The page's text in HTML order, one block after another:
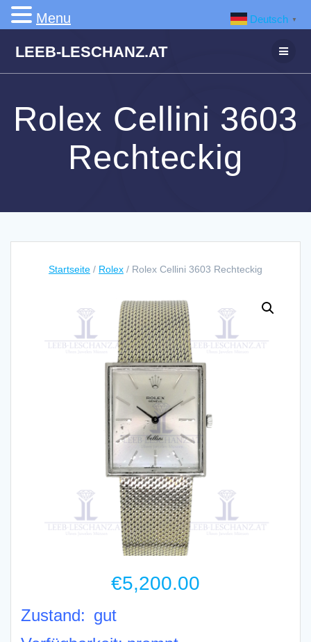
Inhalt
LEEB-LESCHANZ.AT
Rolex Cellini 3603
Rechteckig
Startseite / Rolex / Rolex Cellini 3603 Rechteckig
€5,200.00
Zustand: gut
Deutsch ▼
Menu